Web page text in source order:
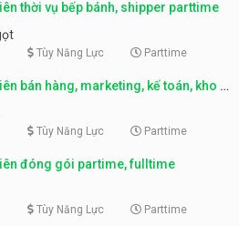
thời vụ bếp bánh, shipper parttime
Tùy Năng Lực Parttime
bán hàng, marketing, kế toán, kho –
Tùy Năng Lực Parttime
đóng gói partime, fulltime
Tùy Năng Lực Parttime